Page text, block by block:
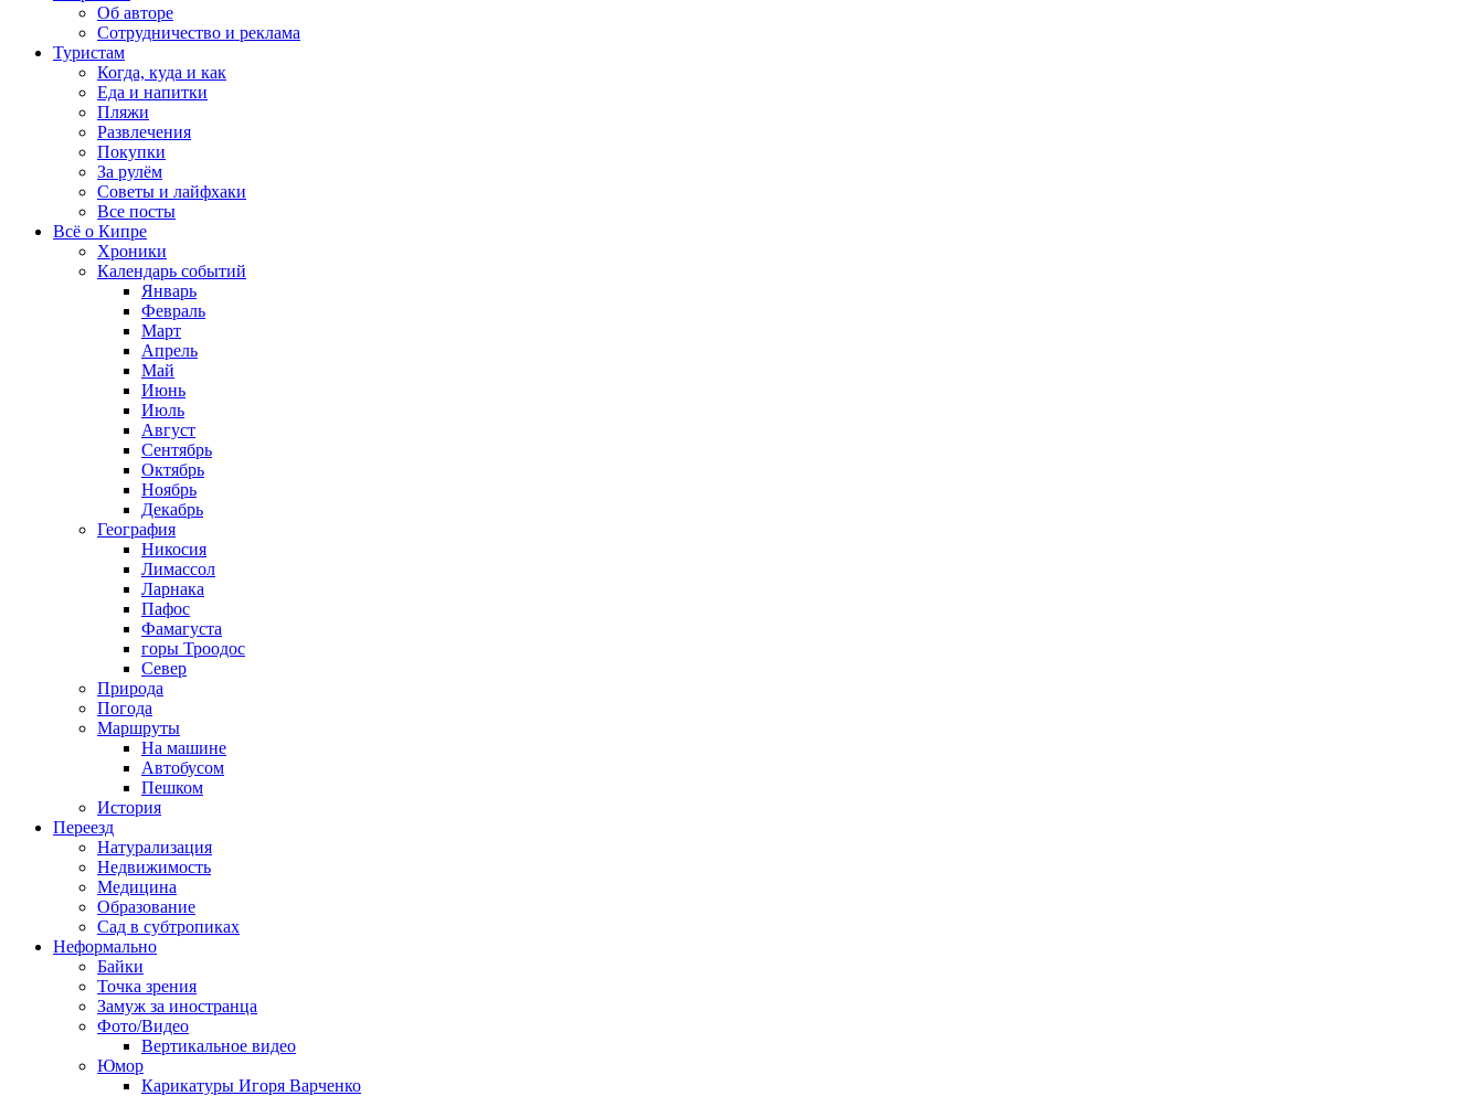
Об авторе
Сотрудничество и реклама
Туристам
Когда, куда и как
Еда и напитки
Пляжи
Развлечения
Покупки
За рулём
Советы и лайфхаки
Все посты
Всё о Кипре
Хроники
Календарь событий
Январь
Февраль
Март
Апрель
Май
Июнь
Июль
Август
Сентябрь
Октябрь
Ноябрь
Декабрь
География
Никосия
Лимассол
Ларнака
Пафос
Фамагуста
горы Троодос
Север
Природа
Погода
Маршруты
На машине
Автобусом
Пешком
История
Переезд
Натурализация
Недвижимость
Медицина
Образование
Сад в субтропиках
Неформально
Байки
Точка зрения
Замуж за иностранца
Фото/Видео
Вертикальное видео
Юмор
Карикатуры Игоря Варченко